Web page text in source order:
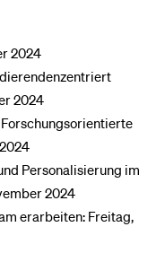
2024
2024
Personalisierung im
2024
erarbeiten: Freitag,